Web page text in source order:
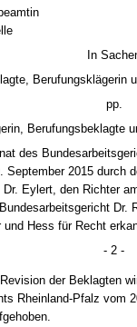
In
Be­ru­fungskläge­rin
pp.
Be­ru­fungs­be­klag­te
des
Sep­tem­ber 2015 durch
Ey­lert, den Rich­ter
Dr.
und Hess für Recht
- 2 -
der Be­klag­ten
Rhein­land-Pfalz vom